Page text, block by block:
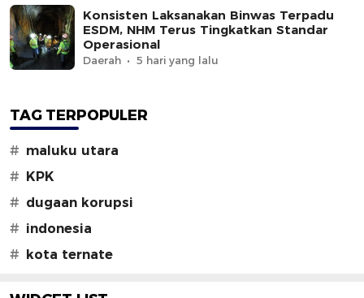
Konsisten Laksanakan Binwas Terpadu
ESDM, NHM Terus Tingkatkan Standar
Operasional
Daerah 5 hari yang lalu
TAG TERPOPULER
# maluku utara
#
KPK
# dugaan korupsi
# indonesia
#
kota ternate